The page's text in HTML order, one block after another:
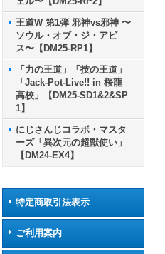
王道W 第1弾 邪神vs邪神 〜
ソウル・オブ・ジ・アビ
ス〜【DM25-RP1】
「力の王道」「技の王道」
「Jack-Pot-Live!! in 桜龍
高校」【DM25-SD1&2&SP
1】
にじさんじコラボ・マスタ
ーズ「異次元の超獣使い」
【DM24-EX4】
特定商取引法表示
ご利用案内